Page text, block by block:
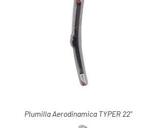
Plumilla Aerodinamica TYPER 22"